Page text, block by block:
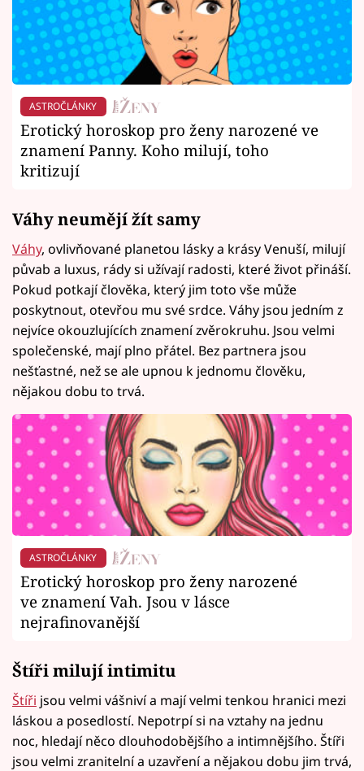
ASTROČLÁNKY
Erotický horoskop pro ženy narozené ve
znamení Panny. Koho milují, toho
kritizují
Váhy neumějí žít samy
Váhy, ovlivňované planetou lásky a krásy Venuší, milují
půvab a luxus, rády si užívají radosti, které život přináší.
Pokud potkají člověka, který jim toto vše může
poskytnout, otevřou mu své srdce. Váhy jsou jedním z
nejvíce okouzlujících znamení zvěrokruhu. Jsou velmi
společenské, mají plno přátel. Bez partnera jsou
nešťastné, než se ale upnou k jednomu člověku,
nějakou dobu to trvá.
ASTROČLÁNKY
Erotický horoskop pro ženy narozené
ve znamení Vah. Jsou v lásce
nejrafinovanější
Štíři milují intimitu
Štíři jsou velmi vášniví a mají velmi tenkou hranici mezi
láskou a posedlostí. Nepotrpí si na vztahy na jednu
noc, hledají něco dlouhodobějšího a intimnějšího. Štíři
jsou velmi zranitelní a uzavření a nějakou dobu jim trvá,